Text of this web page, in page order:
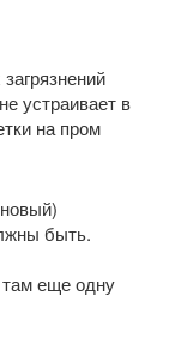
устраивает в
на пром
быть.
еще одну